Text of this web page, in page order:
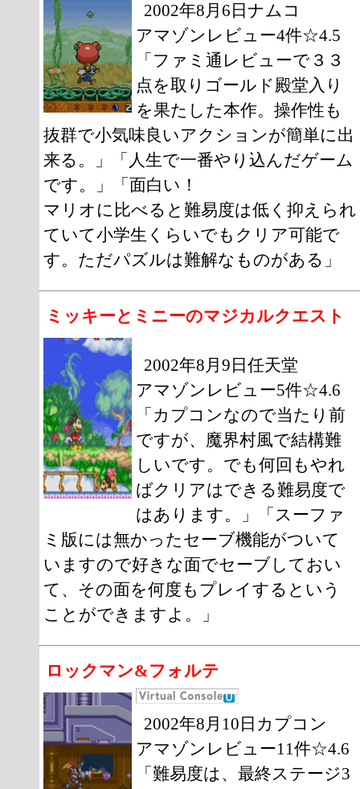
2002年8月6日ナムコ
アマゾンレビュー4件☆4.5
「ファミ通レビューで３３
点を取りゴールド殿堂入り
を果たした本作。操作性も
抜群で小気味良いアクションが簡単に出
来る。」「人生で一番やり込んだゲーム
です。」「面白い！
マリオに比べると難易度は低く抑えられ
ていて小学生くらいでもクリア可能で
す。ただパズルは難解なものがある」
ミッキーとミニーのマジカルクエスト
2002年8月9日任天堂
アマゾンレビュー5件☆4.6
「カプコンなので当たり前
ですが、魔界村風で結構難
しいです。でも何回もやれ
ばクリアはできる難易度で
はあります。」「スーファ
ミ版には無かったセーブ機能がついて
いますので好きな面でセーブしておい
て、その面を何度もプレイするという
ことができますよ。」
ロックマン&フォルテ
2002年8月10日カプコン
アマゾンレビュー11件☆4.6
「難易度は、最終ステージ3